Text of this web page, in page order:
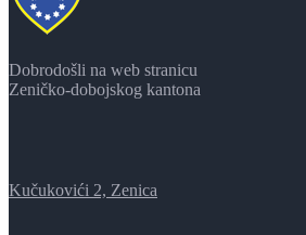
Dobrodošli na web stranicu
Zeničko-dobojskog kantona
Kučukovići 2, Zenica